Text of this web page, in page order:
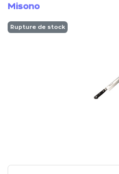
Misono
Rupture de stock